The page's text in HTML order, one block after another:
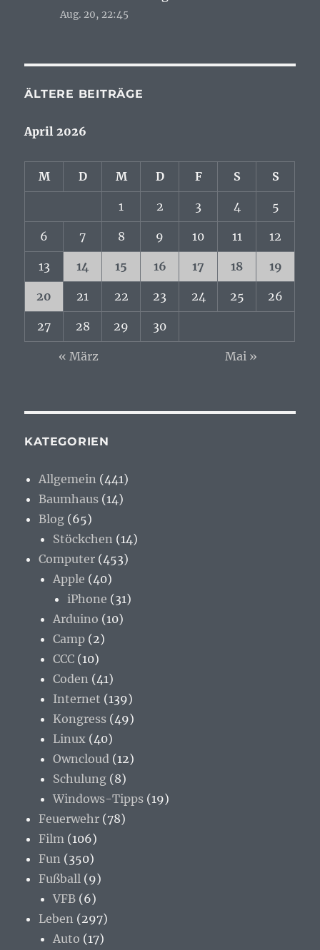
Aug. 20, 22:45
ÄLTERE BEITRÄGE
April 2026
M D M D F S S
1 2 3 4 5
6 7 8 9 10 11 12
13 14 15 16 17 18 19
20 21 22 23 24 25 26
27 28 29 30
« März Mai »
KATEGORIEN
Allgemein (441)
Baumhaus (14)
Blog (65)
Stöckchen (14)
Computer (453)
Apple (40)
iPhone (31)
Arduino (10)
Camp (2)
CCC (10)
Coden (41)
Internet (139)
Kongress (49)
Linux (40)
Owncloud (12)
Schulung (8)
Windows-Tipps (19)
Feuerwehr (78)
Film (106)
Fun (350)
Fußball (9)
VFB (6)
Leben (297)
Auto (17)